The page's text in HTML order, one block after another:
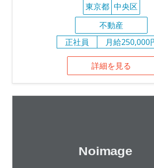
東京都 中央区
不動産
正社員
月給250,000
詳細を見る